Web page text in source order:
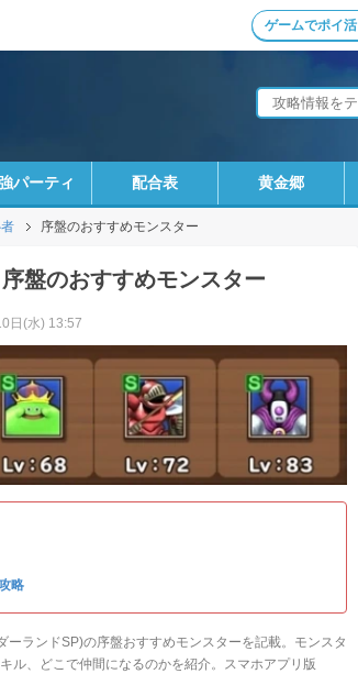
ゲームでポイ活
パーティ 配合表 黄金郷
序盤のおすすめモンスター
序盤のおすすめモンスター
日(水) 13:57
略
ーランドSP)の序盤おすすめモンスターを記載。モンスタ
ル、どこで仲間になるのかを紹介。スマホアプリ版